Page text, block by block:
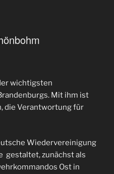
wichtigsten
Mit ihm ist
die Verantwortung für
Wiedervereinigung
gestaltet, zunächst als
Ost in